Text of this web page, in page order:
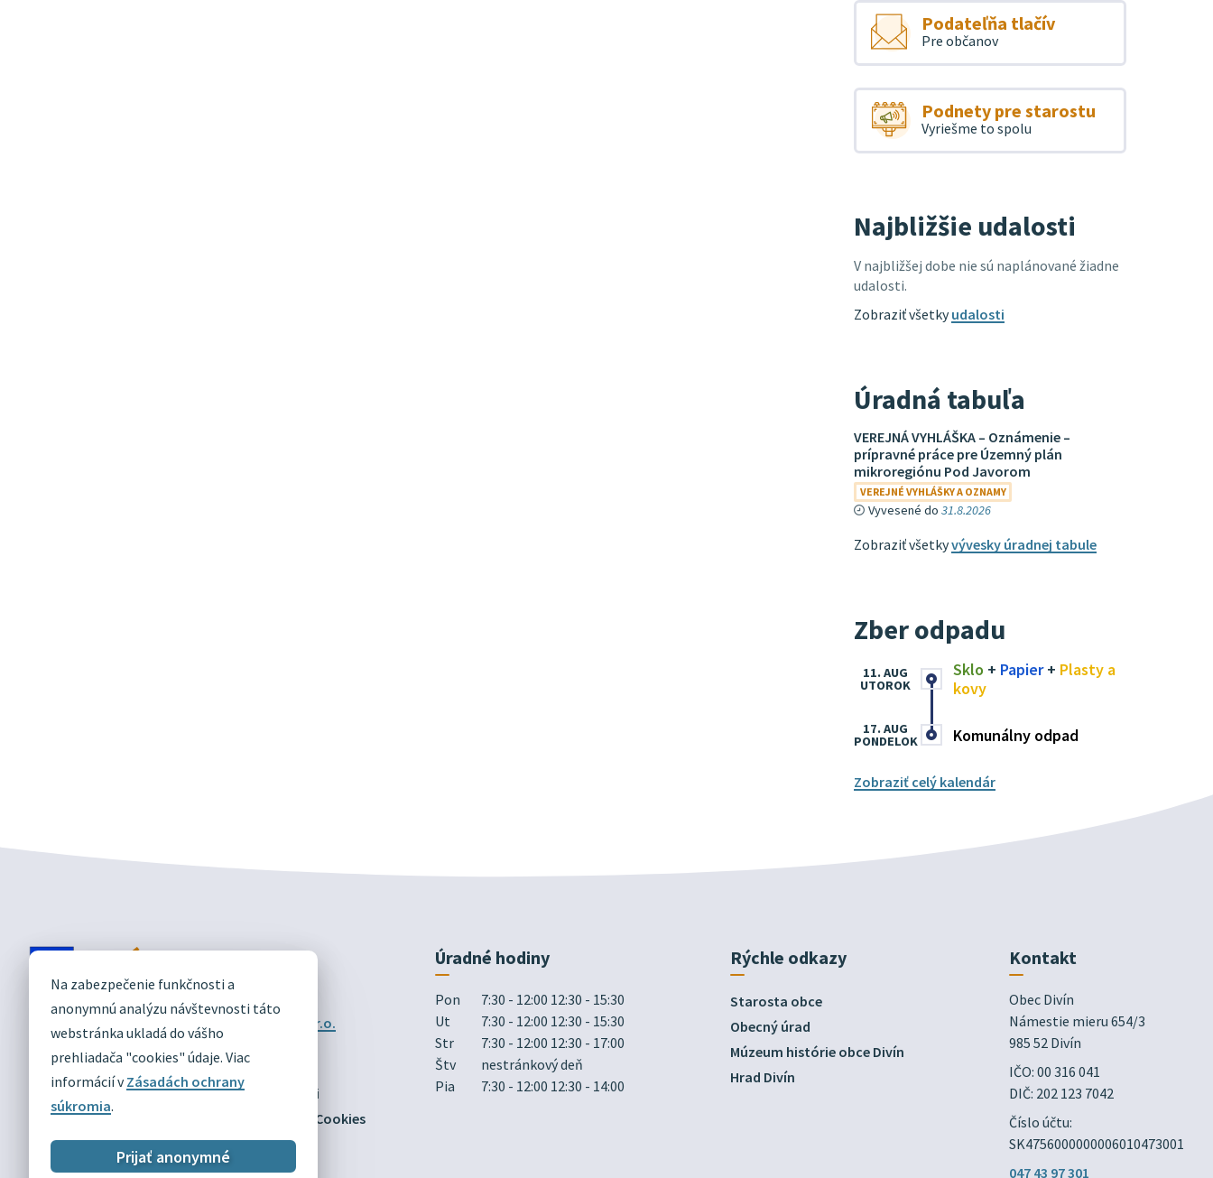
Na zabezpečenie funkčnosti a
anonymnú analýzu návštevnosti táto
webstránka ukladá do vášho
prehliadača "cookies" údaje. Viac
informácií vZásadách ochrany
súkromia.
Prijať anonymné
Podateľňa tlačív
Pre občanov
Podnety pre starostu
Vyriešme to spolu
Najbližšie udalosti
V najbližšej dobe nie sú naplánované žiadne
udalosti.
Zobraziť všetkyudalosti
Úradná tabuľa
VEREJNÁ VYHLÁŠKA – Oznámenie –
prípravné práce pre Územný plán
mikroregiónu Pod Javorom
VEREJNÉ VYHLÁŠKY A OZNAMY
Vyvesené do 31.8.2026
Zobraziť všetkyvývesky úradnej tabule
Zber odpadu
Sklo + Papier+ Plasty a
kovy
11. AUG
UTOROK
Komunálny odpad
17. AUG
PONDELOK
Zobraziť celý kalendár
DIVÍN
OFICIÁLNE STRÁNKY
Technický prevádzkovateľ:
Alphabet partner s.r.o.
Správca obsahu:Obec Divín
Posledná aktualizácia:03.08.2026
Mapa
Vyhlásenie o prístupnosti
Zásady ochrany osobných údajov
Nastaviť Cookies
Úradné hodiny
Pon
7:30 - 12:00 12:30 - 15:30
Ut
7:30 - 12:00 12:30 - 15:30
Str
7:30 - 12:00 12:30 - 17:00
Štv
nestránkový deň
Pia
7:30 - 12:00 12:30 - 14:00
Rýchle odkazy
Starosta obce
Obecný úrad
Múzeum histórie obce Divín
Hrad Divín
Kontakt
Obec Divín
Námestie mieru 654/3
985 52 Divín
IČO: 00 316 041
DIČ: 202 123 7042
Číslo účtu:
SK4756000000006010473001
047 43 97 301